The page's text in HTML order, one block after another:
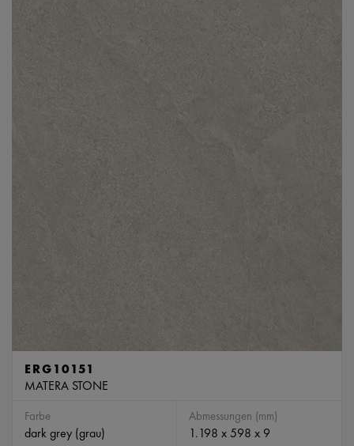
ERG10151
MATERA STONE
Farbe
dark grey (grau)
Abmessungen (mm)
1.198 x 598 x 9